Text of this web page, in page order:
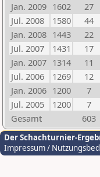
Jan. 2009 1602 27
Jul. 2008
1580 44
Jan. 2008 1443 22
Jul. 2007
1431 17
Jan. 2007 1314 11
Jul. 2006
1269 12
Jan. 2006 1200 7
Jul. 2005
1200 7
Gesamt
603
Der Schachturnier-
Impressum /